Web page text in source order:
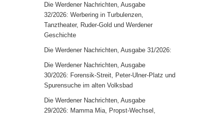
Die Werdener Nachrichten, Ausgabe
32/2026: Werbering in Turbulenzen,
Tanztheater, Ruder-Gold und Werdener
Geschichte
Die Werdener Nachrichten, Ausgabe 31/2026:
Die Werdener Nachrichten, Ausgabe
30/2026: Forensik-Streit, Peter-Ulner-Platz und
Spurensuche im alten Volksbad
Die Werdener Nachrichten, Ausgabe
29/2026: Mamma Mia, Propst-Wechsel,